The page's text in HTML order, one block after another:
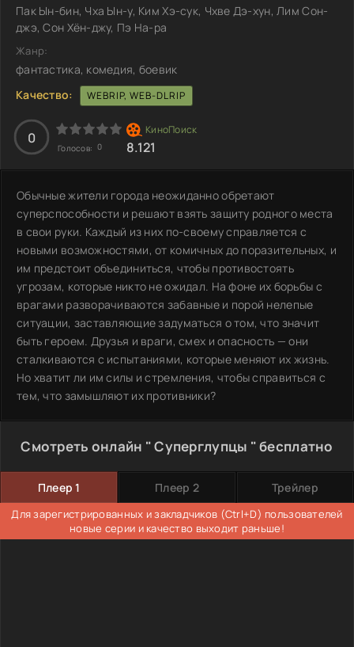
Пак Ын-бин, Чха Ын-у, Ким Хэ-сук, Чхве Дэ-хун, Лим Сон-
джэ, Сон Хён-джу, Пэ На-ра
Жанр:
фантастика, комедия, боевик
Качество:
WEBRIP, WEB-DLRIP
0
Голосов: 0 8.121
Обычные жители города неожиданно обретают
суперспособности и решают взять защиту родного места
в свои руки. Каждый из них по-своему справляется с
новыми возможностями, от комичных до поразительных, и
им предстоит объединиться, чтобы противостоять
угрозам, которые никто не ожидал. На фоне их борьбы с
врагами разворачиваются забавные и порой нелепые
ситуации, заставляющие задуматься о том, что значит
быть героем. Друзья и враги, смех и опасность — они
сталкиваются с испытаниями, которые меняют их жизнь.
Но хватит ли им силы и стремления, чтобы справиться с
тем, что замышляют их противники?
Смотреть онлайн " Суперглупцы " бесплатно
Плеер 1 Плеер 2 Трейлер
Для зарегистрированных и закладчиков (Ctrl+D) пользователей
новые серии и качество выходит раньше!